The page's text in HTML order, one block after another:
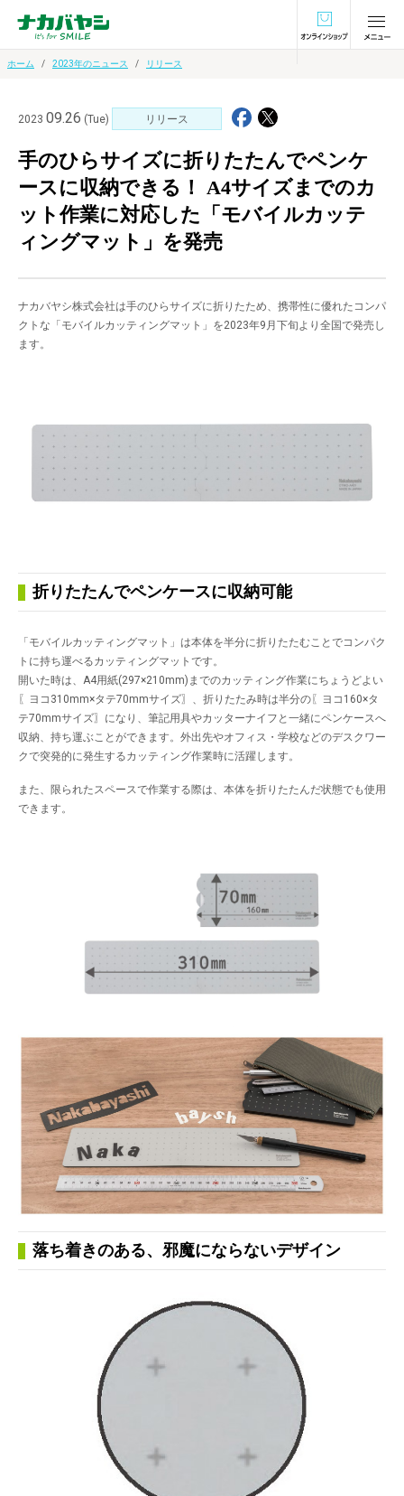
オンラインショ
ホーム 2023年のニュース リリース
2023 09.26 (Tue) リリース
手のひらサイズに折りたたんでペンケ
ースに収納できる！ A4サイズまでのカ
ット作業に対応した「モバイルカッテ
ィングマット」を発売
ナカバヤシ株式会社は手のひらサイズに折りたため、携帯性に優れたコンパ
クトな「モバイルカッティングマット」を2023年9月下旬より全国で発売し
ます。
折りたたんでペンケースに収納可能
「モバイルカッティングマット」は本体を半分に折りたたむことでコンパク
トに持ち運べるカッティングマットです。
開いた時は、A4用紙(297×210mm)までのカッティング作業にちょうどよい
〖ヨコ310mm×タテ70mmサイズ〗、折りたたみ時は半分の〖ヨコ160×タ
テ70mmサイズ〗になり、筆記用具やカッターナイフと一緒にペンケースへ
収納、持ち運ぶことができます。外出先やオフィス・学校などのデスクワー
クで突発的に発生するカッティング作業時に活躍します。
また、限られたスペースで作業する際は、本体を折りたたんだ状態でも使用
できます。
落ち着きのある、邪魔にならないデザイン